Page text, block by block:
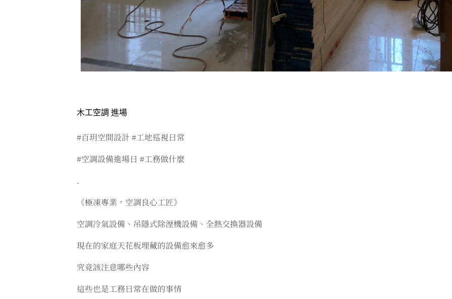
木工空調 進場
#百玥空間設計 #工地巡視日常
#空調設備進場日 #工務做什麼
.
《極凍專業，空調良心工匠》
空調冷氣設備、吊隱式除溼機設備、全熱交換器設備
現在的家庭天花板埋藏的設備愈來愈多
究竟該注意哪些內容
這些也是工務日常在做的事情